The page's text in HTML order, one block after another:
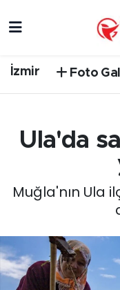
İzmir Foto
Ula'da
Muğla'nın Ula
EĞİTİM
English News
Süper Lig
Tüm
Haber Arşivi